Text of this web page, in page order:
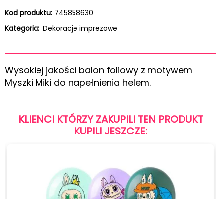
Kod produktu: 745858630
Kategoria: Dekoracje imprezowe
Wysokiej jakości balon foliowy z motywem
Myszki Miki do napełnienia helem.
KLIENCI KTÓRZY ZAKUPILI TEN PRODUKT
KUPILI JESZCZE: